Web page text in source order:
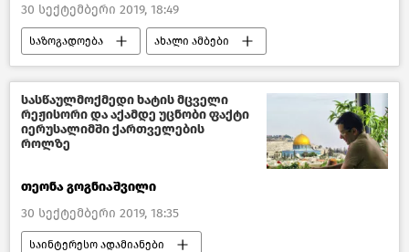
30 სექტემბერი 2019, 18:49
საზოგადოება ახალი ამბები
კულტურა საქართველოში
საქართველო
სასწაულმოქმედი ხატის მცველი
რეჟისორი და აქამდე უცნობი ფაქტი
იერუსალიმში ქართველების
როლზე
თეონა გოგნიაშვილი
30 სექტემბერი 2019, 18:35
საინტერესო ადამიანები